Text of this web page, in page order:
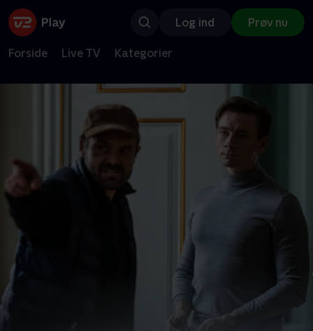
Log ind Prøv nu
Forside Live TV Kategorier